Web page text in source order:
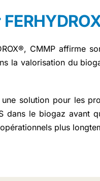
CMMP affirme
la valorisation du
une solution pour les
dans le biogaz avant
plus